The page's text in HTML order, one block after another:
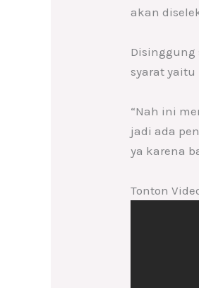
akan
Disinggung
syarat yaitu
“Nah ini
jadi ada
ya karena
Tonton